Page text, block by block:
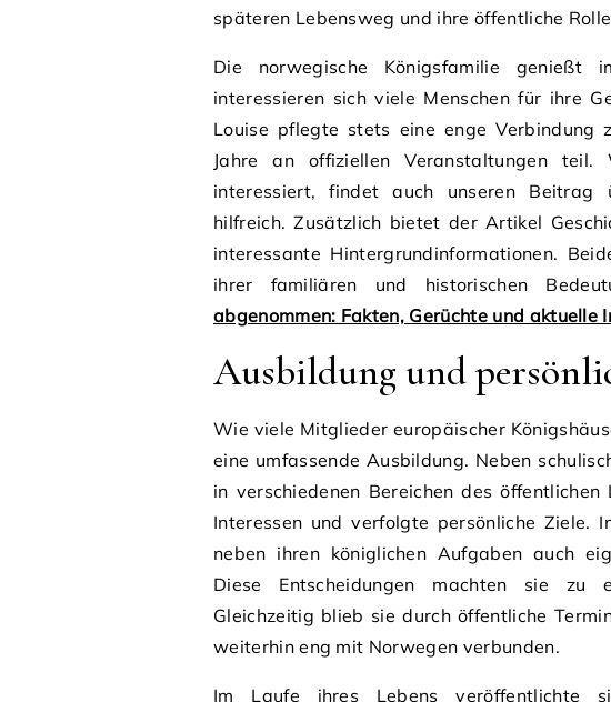
späteren Lebensweg und ihre öffentliche
Die norwegische Königsfamilie genießt
interessieren sich viele Menschen für ihre
Louise pflegte stets eine enge Verbindung
Jahre an offiziellen Veranstaltungen
interessiert, findet auch unseren Beitrag
hilfreich. Zusätzlich bietet der Artikel
interessante Hintergrundinformationen.
ihrer familiären und historischen
abgenommen: Fakten, Gerüchte und aktuelle
Ausbildung und
Wie viele Mitglieder europäischer
eine umfassende Ausbildung. Neben
in verschiedenen Bereichen des
Interessen und verfolgte persönliche Ziele.
neben ihren königlichen Aufgaben auch
Diese Entscheidungen machten sie zu
Gleichzeitig blieb sie durch öffentliche
weiterhin eng mit Norwegen verbunden.
Im Laufe ihres Lebens veröffentlichte